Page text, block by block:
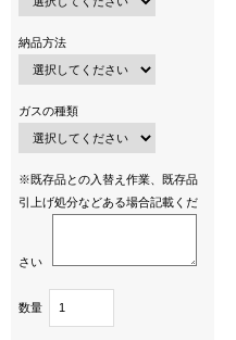
納品方法
ガスの種類
※既存品との入替え作業、既存品
引上げ処分などある場合記載くだ
さい
数量